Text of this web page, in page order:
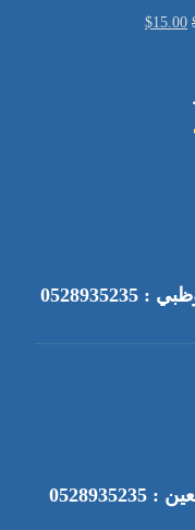
$15.00